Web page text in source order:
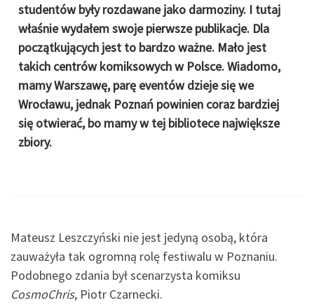
studentów były rozdawane jako darmoziny. I tutaj
właśnie wydałem swoje pierwsze publikacje. Dla
początkujących jest to bardzo ważne. Mało jest
takich centrów komiksowych w Polsce. Wiadomo,
mamy Warszawę, parę eventów dzieje się we
Wrocławu, jednak Poznań powinien coraz bardziej
się otwierać, bo mamy w tej bibliotece największe
zbiory.
Mateusz Leszczyński nie jest jedyną osobą, która
zauważyła tak ogromną rolę festiwalu w Poznaniu.
Podobnego zdania był scenarzysta komiksu
CosmoChris, Piotr Czarnecki.